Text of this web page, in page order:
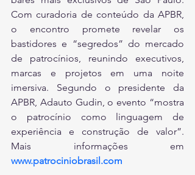
Com curadoria de conteúdo da APBR,
o encontro promete revelar os
bastidores e “segredos” do mercado
de patrocínios, reunindo executivos,
marcas e projetos em uma noite
imersiva. Segundo o presidente da
APBR, Adauto Gudin, o evento “mostra
o patrocínio como linguagem de
experiência e construção de valor”.
www.patrociniobrasil.com